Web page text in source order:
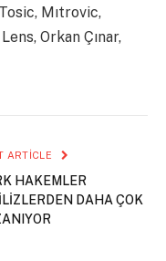
Mıtrovic,
Orkan Çınar,
ARTICLE
HAKEMLER
DAHA ÇOK